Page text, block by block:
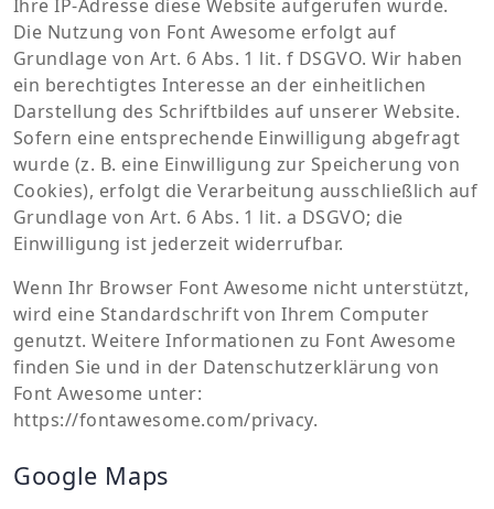
Ihre IP-Adresse diese Website aufgerufen wurde.
Die Nutzung von Font Awesome erfolgt auf
Grundlage von Art. 6 Abs. 1 lit. f DSGVO. Wir haben
ein berechtigtes Interesse an der einheitlichen
Darstellung des Schriftbildes auf unserer Website.
Sofern eine entsprechende Einwilligung abgefragt
wurde (z. B. eine Einwilligung zur Speicherung von
Cookies), erfolgt die Verarbeitung ausschließlich auf
Grundlage von Art. 6 Abs. 1 lit. a DSGVO; die
Einwilligung ist jederzeit widerrufbar.
Wenn Ihr Browser Font Awesome nicht unterstützt,
wird eine Standardschrift von Ihrem Computer
genutzt. Weitere Informationen zu Font Awesome
finden Sie und in der Datenschutzerklärung von
Font Awesome unter:
https://fontawesome.com/privacy.
Google Maps